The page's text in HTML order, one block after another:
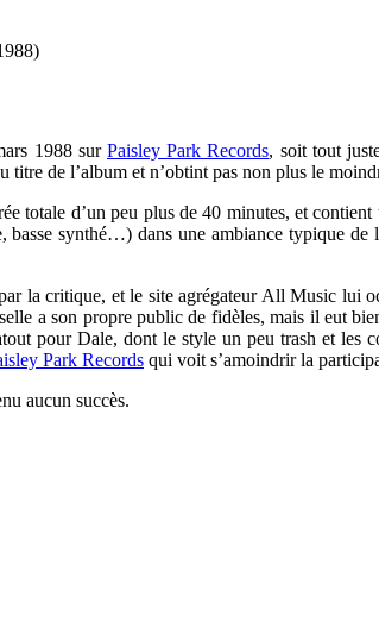
1988 surPaisley Park Records, soit tout
titre de l’album et n’obtint pas non plus le
totale d’un peu plus de 40 minutes, et
basse synthé…) dans une ambiance typique
la critique, et le site agrégateur All Music lui
a son propre public de fidèles, mais il eut
pour Dale, dont le style un peu trash et les
Park Records qui voit s’amoindrir la
aucun succès.